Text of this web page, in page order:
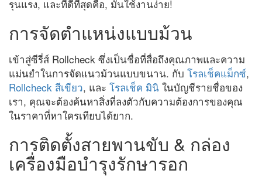
รุนแรง, และที่ดีที่สุดคือ, มันใช้งานง่าย!
การจัดตำแหน่งแบบม้วน
เข้าสู่ซีรี่ส์ Rollcheck ซึ่งเป็นชื่อที่สื่อถึงคุณภาพและความ
แม่นยำในการจัดแนวม้วนแบบขนาน. กับ โรลเช็คแม็กซ์,
Rollcheck สีเขียว, และ โรลเช็ค มินิ ในบัญชีรายชื่อของ
เรา, คุณจะต้องค้นหาสิ่งที่ลงตัวกับความต้องการของคุณ
ในราคาที่หาใครเทียบได้ยาก.
การติดตั้งสายพานขับ & กล่อง
เครื่องมือบำรุงรักษารอก